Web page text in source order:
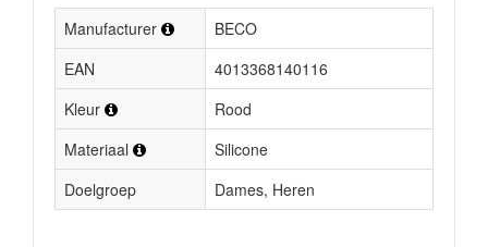
Manufacturer
BECO
EAN
4013368140116
Kleur
Rood
Materiaal
Silicone
Doelgroep
Dames, Heren